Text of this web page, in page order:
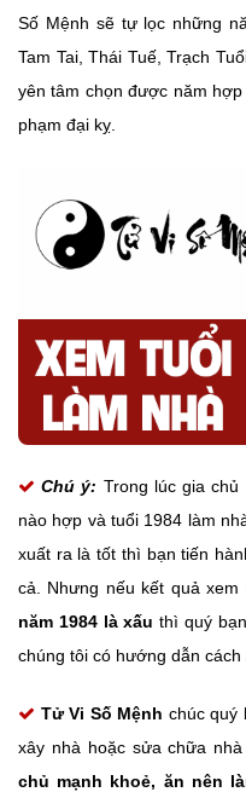
Số Mệnh sẽ tự lọc những
Tam Tai, Thái Tuế, Trạch
yên tâm chọn được năm
phạm đại kỵ.
Chú ý: Trong lúc gia
nào hợp và tuổi 1984 làm
xuất ra là tốt thì bạn tiến
cả. Nhưng nếu kết quả xem
năm 1984 là xấu thì quý
chúng tôi có hướng dẫn cách
Tử Vi Số Mệnh chúc quý
xây nhà hoặc sửa chữa nhà
chủ mạnh khoẻ, ăn nên